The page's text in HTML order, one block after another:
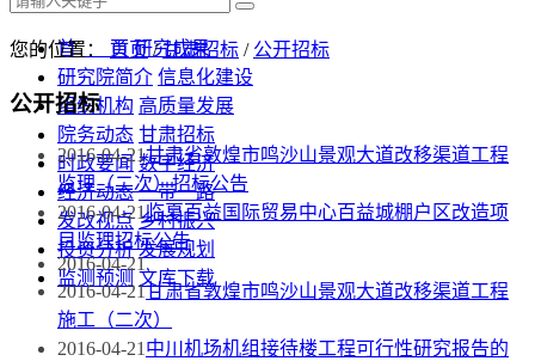
首 页 研究成果
研究院简介 信息化建设
组织机构 高质量发展
院务动态 甘肃招标
时政要闻 数字经济
经济动态 一带一路
发改视点 乡村振兴
投资分析 发展规划
监测预测 文库下载
您的位置： 首页/甘肃招标 / 公开招标
公开招标
2016-04-21甘肃省敦煌市鸣沙山景观大道改移渠道工程
监理（二次）招标公告
2016-04-21临夏百益国际贸易中心百益城棚户区改造项
目监理招标公告
2016-04-21
2016-04-21甘肃省敦煌市鸣沙山景观大道改移渠道工程
施工（二次）
2016-04-21中川机场机组接待楼工程可行性研究报告的